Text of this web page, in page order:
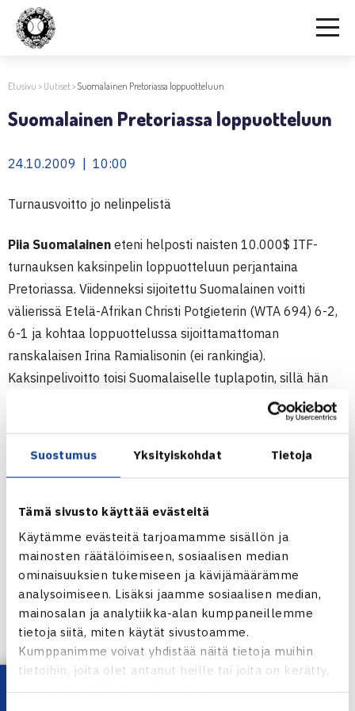
Suostumus Yksityiskohdat Tietoja
Tämä sivusto käyttää evästeitä
Käytämme evästeitä tarjoamamme sisällön ja
mainosten räätälöimiseen, sosiaalisen median
ominaisuuksien tukemiseen ja kävijämäärämme
analysoimiseen. Lisäksi jaamme sosiaalisen median,
mainosalan ja analytiikka-alan kumppaneillemme
tietoja siitä, miten käytät sivustoamme.
Kumppanimme voivat yhdistää näitä tietoja muihin
tietoihin, joita olet antanut heille tai joita on kerätty,
kun olet käyttänyt heidän palvelujaan.
Etusivu > Uutiset>Suomalainen Pretoriassa loppuotteluun
Suomalainen Pretoriassa loppuotteluun
24.10.2009 | 10:00
Turnausvoitto jo nelinpelistä
Piia Suomalainen eteni helposti naisten 10.000$ ITF-
turnauksen kaksinpelin loppuotteluun perjantaina
Pretoriassa. Viidenneksi sijoitettu Suomalainen voitti
välierissä Etelä-Afrikan Christi Potgieterin (WTA 694) 6-2,
6-1 ja kohtaa loppuottelussa sijoittamattoman
ranskalaisen Irina Ramialisonin (ei rankingia).
Kaksinpelivoitto toisi Suomalaiselle tuplapotin, sillä hän
voitti perjantaina turnauksen nelinpelin parinaan Saksan
Naisten 10.000$ ITF-turnaus
Kaksinpeli
Välieriä: Piia Suomalainen (5.) – Christi Potgieter Etelä-
Afrikka (4.) 62 61
Nelinpeli
Loppuottelu: Sina Haas/Suomalainen – Lucia Kovarcikova
Sveitsi/Zuzana Linhova Tsekki (3.) 76(2) 60
Naisten ITF-turnaus Pretoriassa
Jaa: